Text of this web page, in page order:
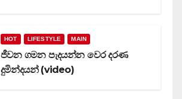
HOT LIFESTYLE MAIN
ජීවන ගමන පැදයන්න වෙර දරණ
දුමින්දයන් (video)